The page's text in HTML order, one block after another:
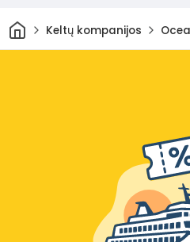
Pradžia
Keltų kompanijos